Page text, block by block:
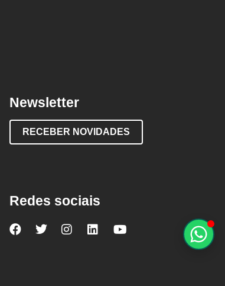
Newsletter
RECEBER NOVIDADES
Redes sociais
NovaNova Nova NovaNova